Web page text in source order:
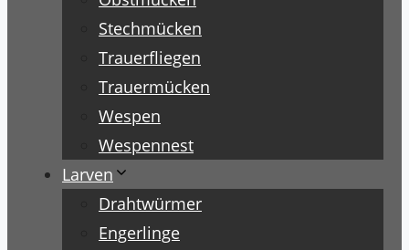
Stechmücken
Trauerfliegen
Trauermücken
Wespen
Wespennest
Larven
Drahtwürmer
Engerlinge